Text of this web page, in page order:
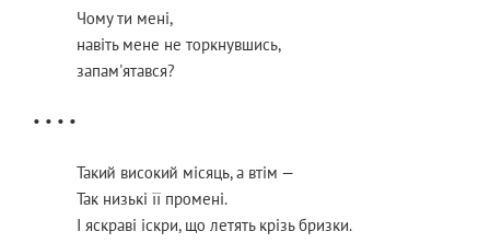
Чому ти мені,
навіть мене не торкнувшись,
запам'ятався?
• • • •
Такий високий місяць, а втім —
Так низькі її промені.
І яскраві іскри, що летять крізь бризки.